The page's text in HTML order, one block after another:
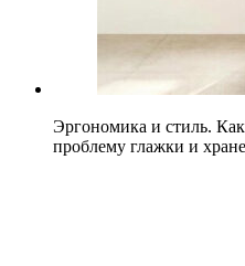
Эргономика и стиль.
проблему глажки и